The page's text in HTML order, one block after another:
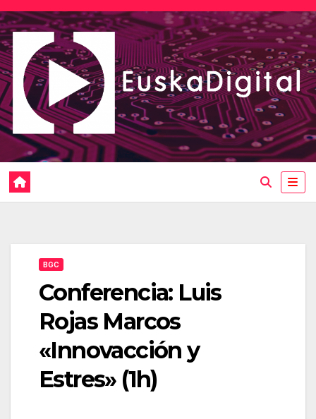
Saltar
al
contenido
BGC
Conferencia: Luis
Rojas Marcos
«Innovacción y
Estres» (1h)